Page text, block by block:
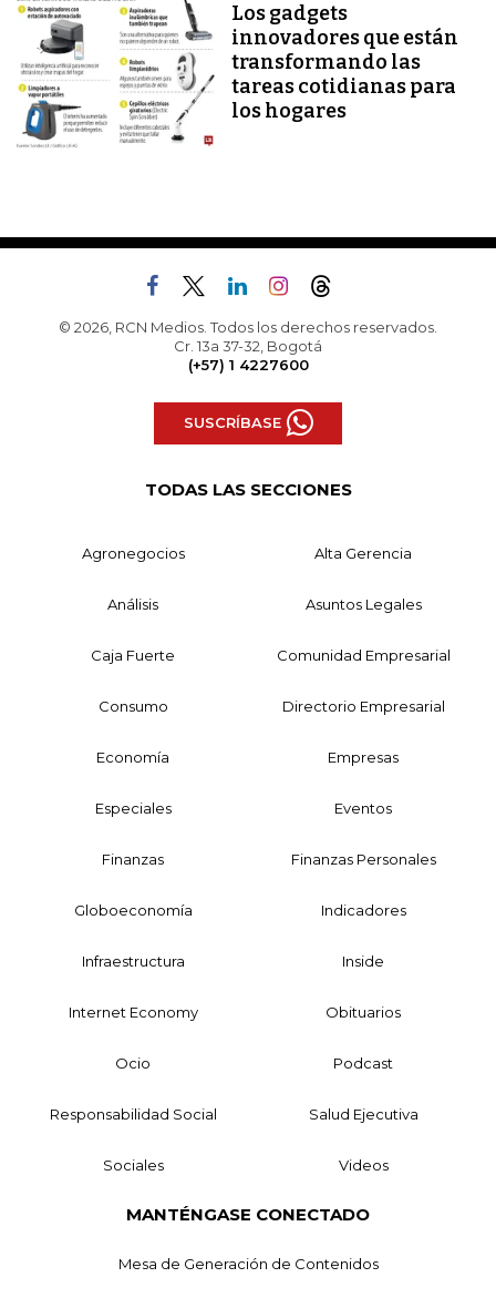
Los gadgets
innovadores que están
transformando las
tareas cotidianas para
los hogares
© 2026, RCN Medios. Todos los derechos reservados.
Cr. 13a 37-32, Bogotá
(+57) 1 4227600
SUSCRÍBASE
TODAS LAS SECCIONES
Agronegocios Alta Gerencia
Análisis Asuntos Legales
Caja Fuerte Comunidad Empresarial
Consumo Directorio Empresarial
Economía Empresas
Especiales Eventos
Finanzas Finanzas Personales
Globoeconomía Indicadores
Infraestructura Inside
Internet Economy Obituarios
Ocio Podcast
Responsabilidad Social Salud Ejecutiva
Sociales Videos
MANTÉNGASE CONECTADO
Mesa de Generación de Contenidos